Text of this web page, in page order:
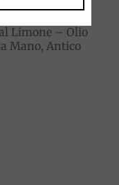
Limone – Olio
Mano, Antico